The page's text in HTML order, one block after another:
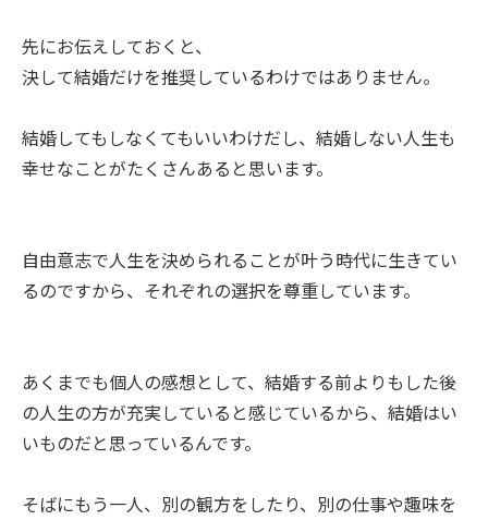
先にお伝えしておくと、
決して結婚だけを推奨しているわけではありません。
結婚してもしなくてもいいわけだし、結婚しない人生も
幸せなことがたくさんあると思います。
自由意志で人生を決められることが叶う時代に生きてい
るのですから、それぞれの選択を尊重しています。
あくまでも個人の感想として、結婚する前よりもした後
の人生の方が充実していると感じているから、結婚はい
いものだと思っているんです。
そばにもう一人、別の観方をしたり、別の仕事や趣味を